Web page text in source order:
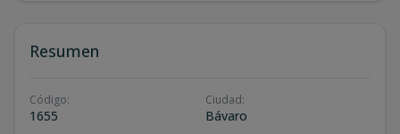
Resumen
Código:
1655
Ciudad:
Bávaro